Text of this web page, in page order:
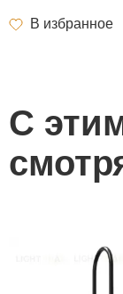
С